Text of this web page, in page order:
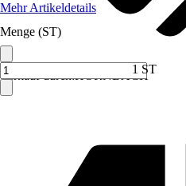
Verkauf durch:HORNBACH
Mehr Artikeldetails
Menge (ST)
1 ST